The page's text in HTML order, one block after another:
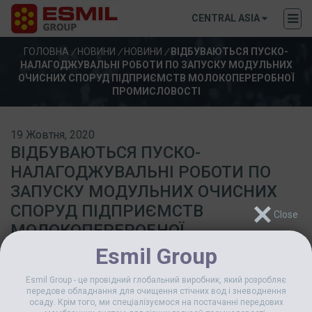
CENTRAL ASIA
ГОЛОВНА /НОВИНИ /НОВИНИ / ВІДБУВАЮТЬСЯ ПУСКО-
НАЛАГОДЖУВАЛЬНІ РОБОТИ ПО ЗАПУСКУ МОДУЛЬНИХ
ОЧИСНИХ СПОРУД ПІДПРИЄМСТВ МОЛОКОПЕРЕРОБНОЇ
ПРОМИСЛОВОСТІ
ВІДБУВАЮТЬСЯ ПУСКО-
НАЛАГОДЖУВАЛЬНІ РОБОТИ ПО
ЗАПУСКУ МОДУЛЬНИХ ОЧИСНИХ
СПОРУД ПІДПРИЄМСТВ
МОЛОКОПЕРЕРОБНОЇ
ПРОМИСЛОВОСТІ
19 Жовтня, 2020
Esmil Group
Esmil Group - це провідний глобальний виробник, який розробляє
передове обладнання для очищення стічних вод і зневоднення
осаду. Крім того, ми спеціалізуємося на постачанні передових